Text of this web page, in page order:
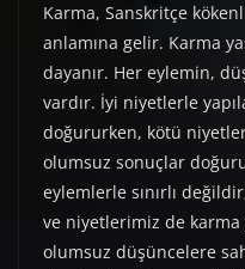
Karma, Sanskritçe
anlamına gelir. Karma
dayanır. Her eylemin,
vardır. İyi niyetlerle
doğururken, kötü
olumsuz sonuçlar
eylemlerle sınırlı
ve niyetlerimiz de
olumsuz düşüncelere